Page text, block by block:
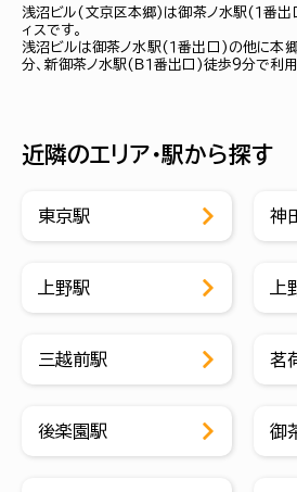
浅沼ビル(文京区本郷)は御茶ノ水駅(１番
ィスです。
浅沼ビルは御茶ノ水駅(１番出口)の他に本
分、新御茶ノ水駅(Ｂ１番出口)徒歩9分で利用
近隣のエリア・駅から探す
東京駅 神
上野駅
三越前駅 茗
後楽園駅 御